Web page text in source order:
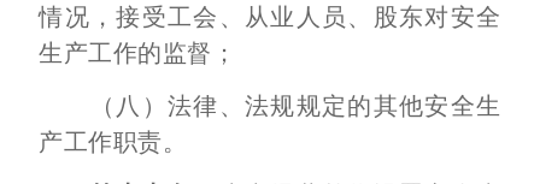
情况，接受工会、从业人员、股东对安全
生产工作的监督；
（八）法律、法规规定的其他安全生
产工作职责。